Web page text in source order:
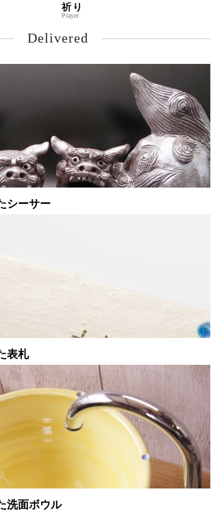
祈り
Prayer
Delivered
シーサー
表札
洗面ボウル